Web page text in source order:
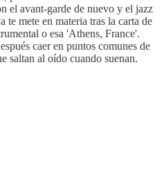
el avant-garde de nuevo y el jazz
te mete en materia tras la carta de
o esa 'Athens, France'.
caer en puntos comunes de
saltan al oído cuando suenan.